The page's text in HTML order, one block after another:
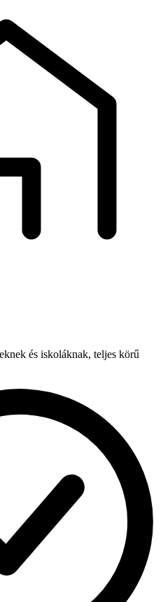
és iskoláknak, teljes körű